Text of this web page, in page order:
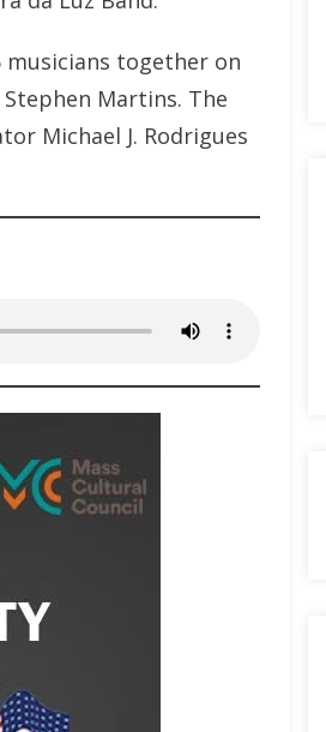
together on
Martins. The
Michael J. Rodrigues